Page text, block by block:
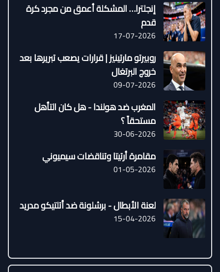
إنجلترا… المشكلة أعمق من مجرد كرة
قدم
17-07-2026
روبيرتو مارتينيز | قرارات يصعب تبريرها بعد
خروج البرتغال
09-07-2026
المغرب ضد هولندا - هل كان التأهل
مستحقاً ؟
30-06-2026
مقامرة أرتيتا وتناقضات سيميوني
01-05-2026
لعنة الأبطال - برشلونة ضد أتلتيكو مدريد
15-04-2026